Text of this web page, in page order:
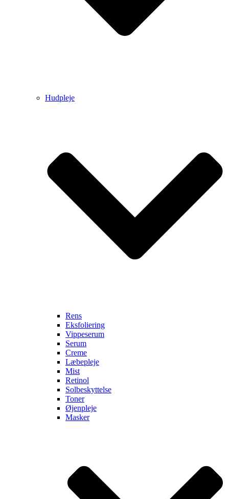
Hudpleje
Rens
Eksfoliering
Vippeserum
Serum
Creme
Læbepleje
Mist
Retinol
Solbeskyttelse
Toner
Øjenpleje
Masker